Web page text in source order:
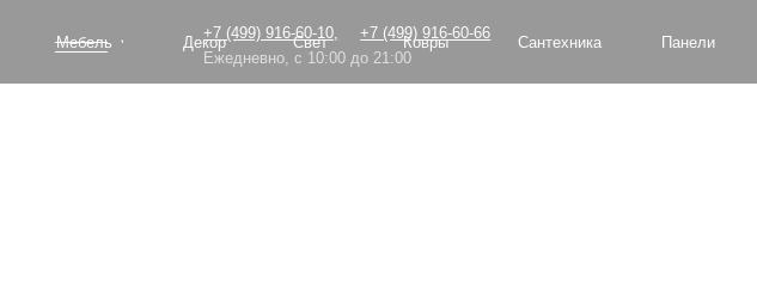
+7 (499) 916-60-66
+7 (499) 916-60-10,
Ежедневно, с 10:00 до 21:00
Панели
Сантехника
Свет
Декор
Мебель Ковры